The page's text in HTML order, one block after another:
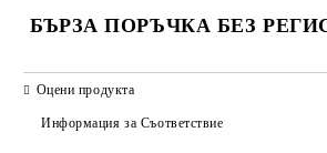
БЪРЗА ПОРЪЧКА БЕЗ
Оцени продукта
Информация за Съответствие